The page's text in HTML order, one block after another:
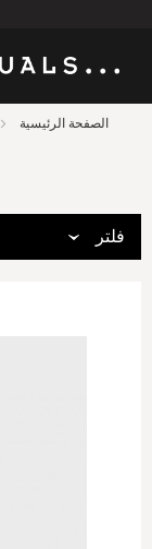
الصفحة الرئيسية
فلتر